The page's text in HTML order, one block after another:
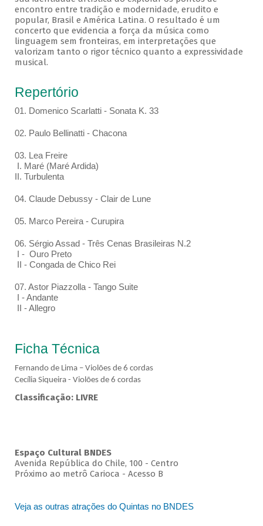
encontro entre tradição e modernidade, erudito e
popular, Brasil e América Latina. O resultado é um
concerto que evidencia a força da música como
linguagem sem fronteiras, em interpretações que
valorizam tanto o rigor técnico quanto a expressividade
musical.
Repertório
01. Domenico Scarlatti - Sonata K. 33
02. Paulo Bellinatti - Chacona
03. Lea Freire
I. Maré (Maré Ardida)
II. Turbulenta
04. Claude Debussy - Clair de Lune
05. Marco Pereira - Curupira
06. Sérgio Assad - Três Cenas Brasileiras N.2
I - Ouro Preto
II - Congada de Chico Rei
07. Astor Piazzolla - Tango Suite
I - Andante
II - Allegro
Ficha Técnica
Fernando de Lima – Violões de 6 cordas
Cecília Siqueira - Violões de 6 cordas
Classificação: LIVRE
Espaço Cultural BNDES
Avenida República do Chile, 100 - Centro
Próximo ao metrô Carioca - Acesso B
Veja as outras atrações do Quintas no BNDES